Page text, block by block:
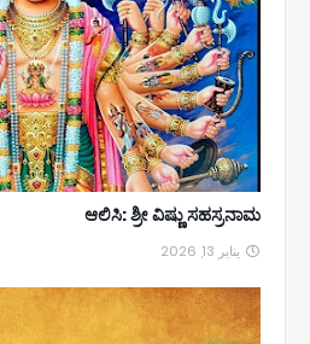
ಆಲಿಸಿ: ಶ್ರೀ ವಿಷ್ಣು ಸಹಸ್ರನಾಮ
يناير 13, 2026